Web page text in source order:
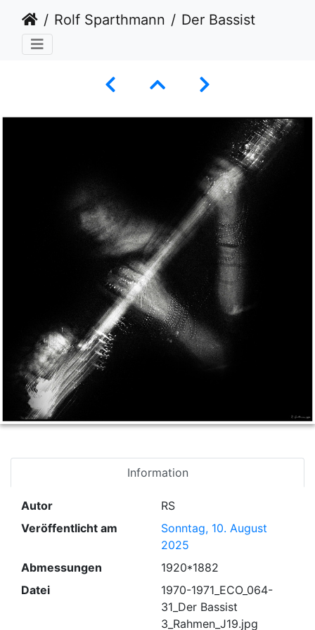
Rolf Sparthmann Der Bassist
Information
Autor
RS
Veröffentlicht am
Sonntag, 10. August
2025
Abmessungen
1920*1882
Datei
1970-1971_ECO_064-
31_Der Bassist
3_Rahmen_J19.jpg